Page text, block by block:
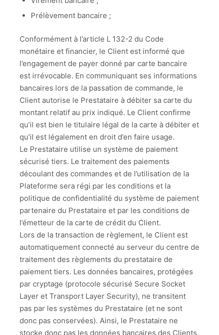
Prélèvement bancaire ;
Conformément à l’article L 132-2 du Code
monétaire et financier, le Client est informé que
l’engagement de payer donné par carte bancaire
est irrévocable. En communiquant ses informations
bancaires lors de la passation de commande, le
Client autorise le Prestataire à débiter sa carte du
montant relatif au prix indiqué. Le Client confirme
qu’il est bien le titulaire légal de la carte à débiter et
qu’il est légalement en droit d’en faire usage.
Le Prestataire utilise un système de paiement
sécurisé tiers. Le traitement des paiements
découlant des commandes et de l’utilisation de la
Plateforme sera régi par les conditions et la
politique de confidentialité du système de paiement
partenaire du Prestataire et par les conditions de
l’émetteur de la carte de crédit du Client.
Lors de la transaction de règlement, le Client est
automatiquement connecté au serveur du centre de
traitement des règlements du prestataire de
paiement tiers. Les données bancaires, protégées
par cryptage (protocole sécurisé Secure Socket
Layer et Transport Layer Security), ne transitent
pas par les systèmes du Prestataire (et ne sont
donc pas conservées). Ainsi, le Prestataire ne
stocke donc pas les données bancaires des Clients.